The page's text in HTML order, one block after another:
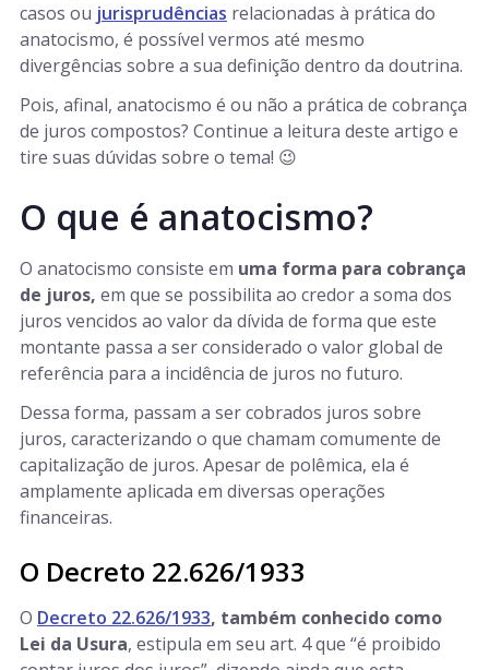
casos ou jurisprudências relacionadas à prática do
anatocismo, é possível vermos até mesmo
divergências sobre a sua definição dentro da doutrina.
Pois, afinal, anatocismo é ou não a prática de cobrança
de juros compostos? Continue a leitura deste artigo e
tire suas dúvidas sobre o tema! 😉
O que é anatocismo?
O anatocismo consiste em uma forma para cobrança
de juros, em que se possibilita ao credor a soma dos
juros vencidos ao valor da dívida de forma que este
montante passa a ser considerado o valor global de
referência para a incidência de juros no futuro.
Dessa forma, passam a ser cobrados juros sobre
juros, caracterizando o que chamam comumente de
capitalização de juros. Apesar de polêmica, ela é
amplamente aplicada em diversas operações
financeiras.
O Decreto 22.626/1933
O Decreto 22.626/1933, também conhecido como
Lei da Usura, estipula em seu art. 4 que “é proibido